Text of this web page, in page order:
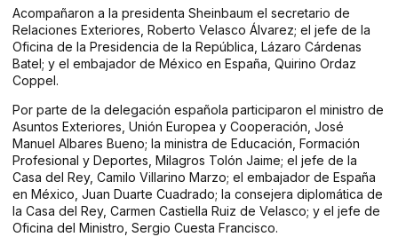
Acompañaron a la presidenta Sheinbaum el secretario de
Relaciones Exteriores, Roberto Velasco Álvarez; el jefe de la
Oficina de la Presidencia de la República, Lázaro Cárdenas
Batel; y el embajador de México en España, Quirino Ordaz
Coppel.
Por parte de la delegación española participaron el ministro de
Asuntos Exteriores, Unión Europea y Cooperación, José
Manuel Albares Bueno; la ministra de Educación, Formación
Profesional y Deportes, Milagros Tolón Jaime; el jefe de la
Casa del Rey, Camilo Villarino Marzo; el embajador de España
en México, Juan Duarte Cuadrado; la consejera diplomática de
la Casa del Rey, Carmen Castiella Ruiz de Velasco; y el jefe de
Oficina del Ministro, Sergio Cuesta Francisco.